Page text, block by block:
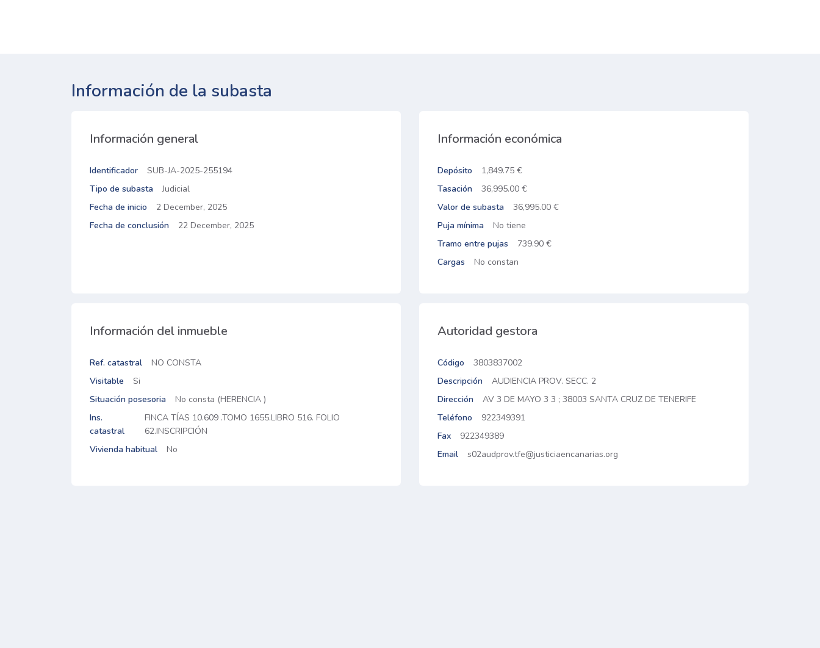
Información de la subasta
Información general
Identificador
SUB-JA-2025-255194
Tipo de subasta
Judicial
Fecha de inicio
2 December, 2025
Fecha de conclusión
22 December, 2025
Información económica
Depósito
1,849.75 €
Tasación
36,995.00 €
Valor de subasta
36,995.00 €
Puja mínima
No tiene
Tramo entre pujas
739.90 €
Cargas
No constan
Información del inmueble
Ref. catastral
NO CONSTA
Visitable
Si
Situación posesoria
No consta (HERENCIA )
Ins.
catastral
FINCA TÍAS 10.609 .TOMO 1655.LIBRO 516. FOLIO
62.INSCRIPCIÓN
Vivienda habitual
No
Autoridad gestora
Código
3803837002
Descripción
AUDIENCIA PROV. SECC. 2
Dirección
AV 3 DE MAYO 3 3 ; 38003 SANTA CRUZ DE TENERIFE
Teléfono
922349391
Fax
922349389
Email
s02audprov.tfe@justiciaencanarias.org